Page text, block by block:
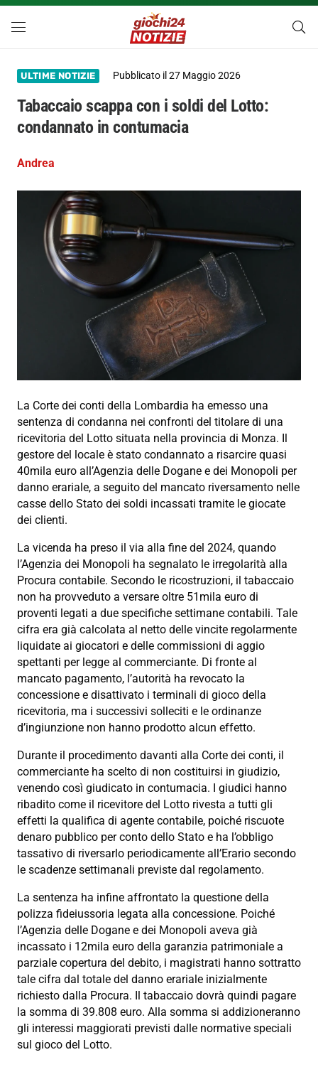
ULTIME NOTIZIE Pubblicato il27 Maggio 2026
Tabaccaio scappa con i soldi del Lotto:
condannato in contumacia
Andrea
La Corte dei conti della Lombardia ha emesso una
sentenza di condanna nei confronti del titolare di una
ricevitoria del Lotto situata nella provincia di Monza. Il
gestore del locale è stato condannato a risarcire quasi
40mila euro all’Agenzia delle Dogane e dei Monopoli per
danno erariale, a seguito del mancato riversamento nelle
casse dello Stato dei soldi incassati tramite le giocate
dei clienti.
La vicenda ha preso il via alla fine del 2024, quando
l’Agenzia dei Monopoli ha segnalato le irregolarità alla
Procura contabile. Secondo le ricostruzioni, il tabaccaio
non ha provveduto a versare oltre 51mila euro di
proventi legati a due specifiche settimane contabili. Tale
cifra era già calcolata al netto delle vincite regolarmente
liquidate ai giocatori e delle commissioni di aggio
spettanti per legge al commerciante. Di fronte al
mancato pagamento, l’autorità ha revocato la
concessione e disattivato i terminali di gioco della
ricevitoria, ma i successivi solleciti e le ordinanze
d’ingiunzione non hanno prodotto alcun effetto.
Durante il procedimento davanti alla Corte dei conti, il
commerciante ha scelto di non costituirsi in giudizio,
venendo così giudicato in contumacia. I giudici hanno
ribadito come il ricevitore del Lotto rivesta a tutti gli
effetti la qualifica di agente contabile, poiché riscuote
denaro pubblico per conto dello Stato e ha l’obbligo
tassativo di riversarlo periodicamente all’Erario secondo
le scadenze settimanali previste dal regolamento.
La sentenza ha infine affrontato la questione della
polizza fideiussoria legata alla concessione. Poiché
l’Agenzia delle Dogane e dei Monopoli aveva già
incassato i 12mila euro della garanzia patrimoniale a
parziale copertura del debito, i magistrati hanno sottratto
tale cifra dal totale del danno erariale inizialmente
richiesto dalla Procura. Il tabaccaio dovrà quindi pagare
la somma di 39.808 euro. Alla somma si addizioneranno
gli interessi maggiorati previsti dalle normative speciali
sul gioco del Lotto.